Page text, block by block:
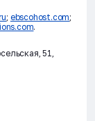
; ebscohost.com;
.
51,